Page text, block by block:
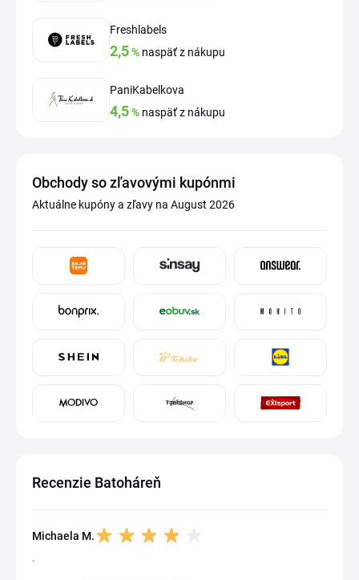
Freshlabels
2,5% naspäť z nákupu
PaniKabelkova
4,5% naspäť z nákupu
Obchody so zľavovými kupónmi
Aktuálne kupóny a zľavy na August 2026
Recenzie Batoháreň
Michaela M.
.